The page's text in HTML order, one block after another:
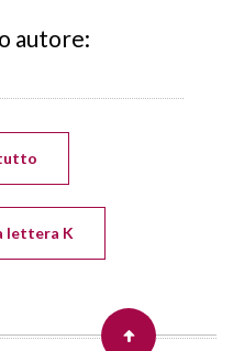
autore:
lettera K